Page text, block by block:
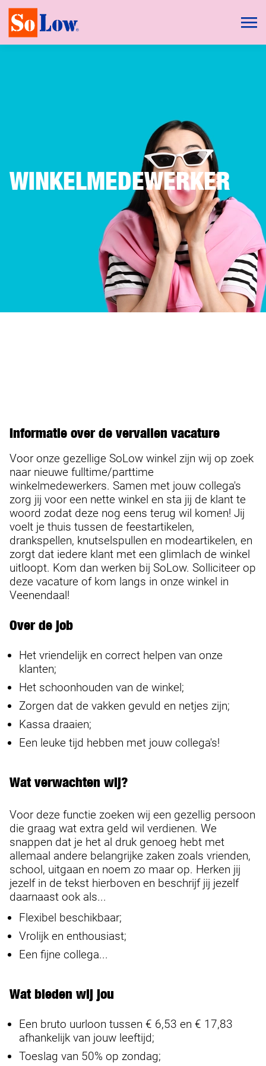
WINKELMEDEWERKER
Informatie over de vervallen vacature
Voor onze gezellige SoLow winkel zijn wij op zoek
naar nieuwe fulltime/parttime
winkelmedewerkers. Samen met jouw collega's
zorg jij voor een nette winkel en sta jij de klant te
woord zodat deze nog eens terug wil komen! Jij
voelt je thuis tussen de feestartikelen,
drankspellen, knutselspullen en modeartikelen, en
zorgt dat iedere klant met een glimlach de winkel
uitloopt. Kom dan werken bij SoLow. Solliciteer op
deze vacature of kom langs in onze winkel in
Veenendaal!
Over de job
Het vriendelijk en correct helpen van onze
klanten;
Het schoonhouden van de winkel;
Zorgen dat de vakken gevuld en netjes zijn;
Kassa draaien;
Een leuke tijd hebben met jouw collega's!
Wat verwachten wij?
Voor deze functie zoeken wij een gezellig persoon
die graag wat extra geld wil verdienen. We
snappen dat je het al druk genoeg hebt met
allemaal andere belangrijke zaken zoals vrienden,
school, uitgaan en noem zo maar op. Herken jij
jezelf in de tekst hierboven en beschrijf jij jezelf
daarnaast ook als...
Flexibel beschikbaar;
Vrolijk en enthousiast;
Een fijne collega...
Wat bieden wij jou
Een bruto uurloon tussen € 6,53 en € 17,83
afhankelijk van jouw leeftijd;
Toeslag van 50% op zondag;